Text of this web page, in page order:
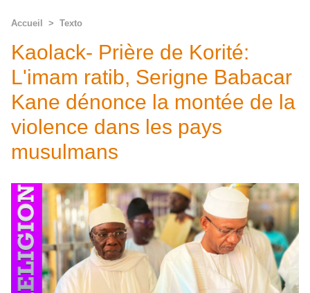
Accueil > Texto
Kaolack- Prière de Korité:
L'imam ratib, Serigne Babacar
Kane dénonce la montée de la
violence dans les pays
musulmans